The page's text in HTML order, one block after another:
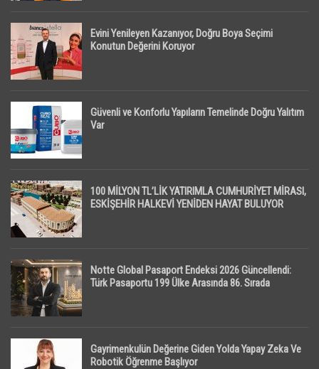
Evini Yenileyen Kazanıyor, Doğru Boya Seçimi
Konutun Değerini Koruyor
Güvenli ve Konforlu Yapıların Temelinde Doğru Yalıtım
Var
100 MİLYON TL’LİK YATIRIMLA CUMHURİYET MİRASI,
ESKİŞEHİR HALKEVİ YENİDEN HAYAT BULUYOR
Notte Global Pasaport Endeksi 2026 Güncellendi:
Türk Pasaportu 199 Ülke Arasında 86. Sırada
Gayrimenkulün Değerine Giden Yolda Yapay Zeka Ve
Robotik Öğrenme Başlıyor